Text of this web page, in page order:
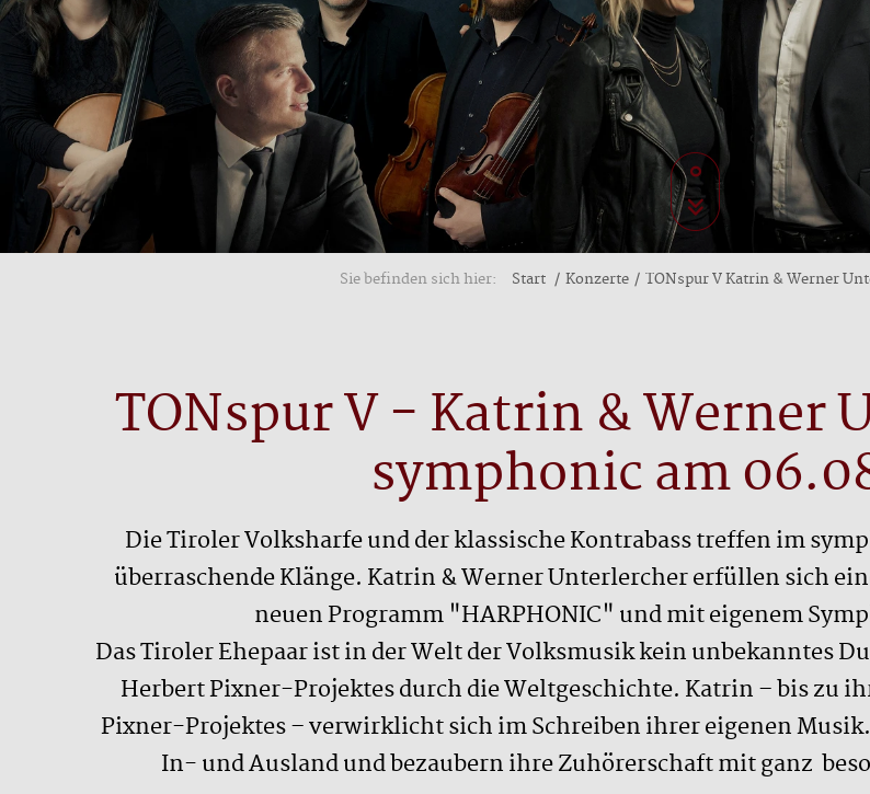
Sie befinden sich hier: Start Konzerte TONspur V Katrin & Werner
TONspur V - Katrin & Werner
symphonic am
Die Tiroler Volksharfe und der klassische Kontrabass treffen im
überraschende Klänge. Katrin & Werner Unterlercher erfüllen sich
neuen Programm "HARPHONIC" und mit eigenem
Das Tiroler Ehepaar ist in der Welt der Volksmusik kein unbekanntes
Herbert Pixner-Projektes durch die Weltgeschichte. Katrin – bis zu
Pixner-Projektes – verwirklicht sich im Schreiben ihrer eigenen
In- und Ausland und bezaubern ihre Zuhörerschaft mit ganz